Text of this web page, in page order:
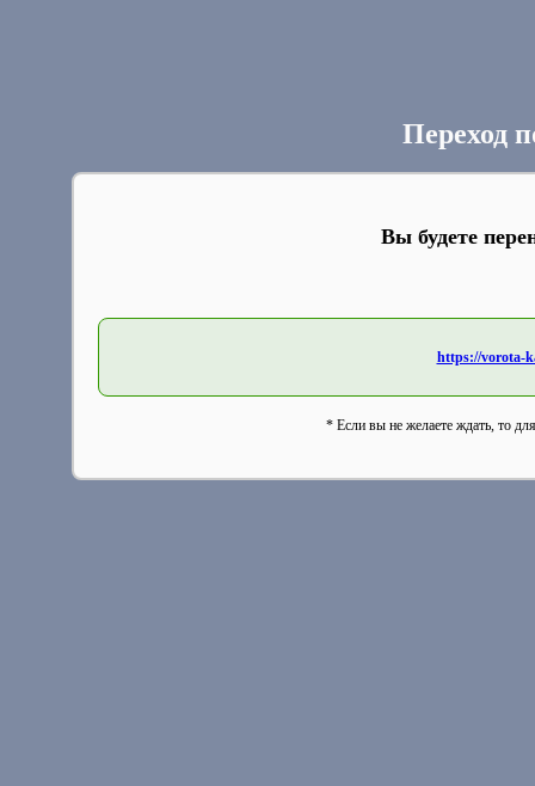
Переход
Вы будете
https://vorota-
* Если вы не желаете ждать, то